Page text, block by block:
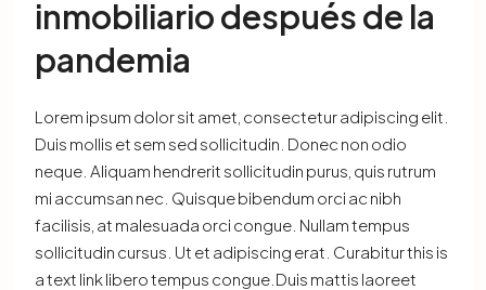
inmobiliario después de la
pandemia
Lorem ipsum dolor sit amet, consectetur adipiscing elit.
Duis mollis et sem sed sollicitudin. Donec non odio
neque. Aliquam hendrerit sollicitudin purus, quis rutrum
mi accumsan nec. Quisque bibendum orci ac nibh
facilisis, at malesuada orci congue. Nullam tempus
sollicitudin cursus. Ut et adipiscing erat. Curabitur this is
a text link libero tempus congue.Duis mattis laoreet